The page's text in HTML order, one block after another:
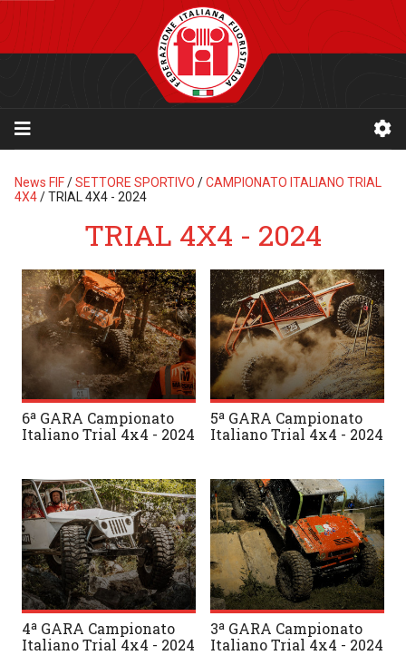
News FIF/SETTORE SPORTIVO /CAMPIONATO ITALIANO TRIAL
4X4/TRIAL 4X4 - 2024
TRIAL 4X4 - 2024
6ª GARA Campionato
Italiano Trial 4x4 - 2024
5ª GARA Campionato
Italiano Trial 4x4 - 2024
4ª GARA Campionato
Italiano Trial 4x4 - 2024
3ª GARA Campionato
Italiano Trial 4x4 - 2024